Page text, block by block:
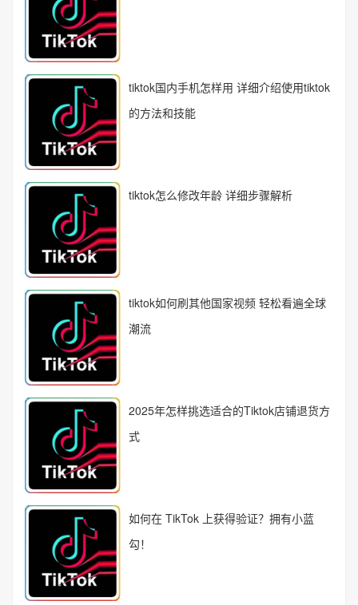
tiktok国内手机怎样用 详细介绍使用tiktok
的方法和技能
tiktok怎么修改年龄 详细步骤解析
tiktok如何刷其他国家视频 轻松看遍全球
潮流
2025年怎样挑选适合的Tiktok店铺退货方
式
如何在 TikTok 上获得验证？拥有小蓝
勾！